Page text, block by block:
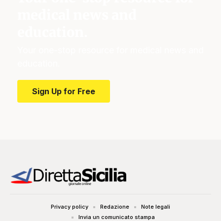
Sign Up for Free
Privacy policy Redazione
Note legali
Invia un comunicato stampa